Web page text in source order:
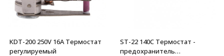
KDT-200 250V 16A Термостат
регулируемый
ST-22 140C Термостат -
предохранитель